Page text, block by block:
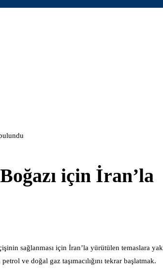
için İran’la
sağlanması için İran’la yürütülen temaslara
ve doğal gaz taşımacılığını tekrar başlatmak.